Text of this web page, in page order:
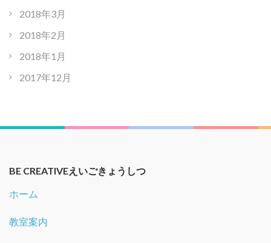
2018年3月
2018年2月
2018年1月
2017年12月
BE CREATIVEえいごきょうしつ
ホーム
教室案内